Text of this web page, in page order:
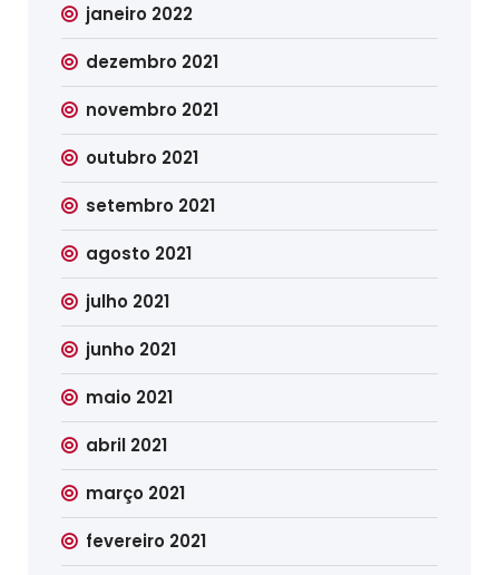
janeiro 2022
dezembro 2021
novembro 2021
outubro 2021
setembro 2021
agosto 2021
julho 2021
junho 2021
maio 2021
abril 2021
março 2021
fevereiro 2021